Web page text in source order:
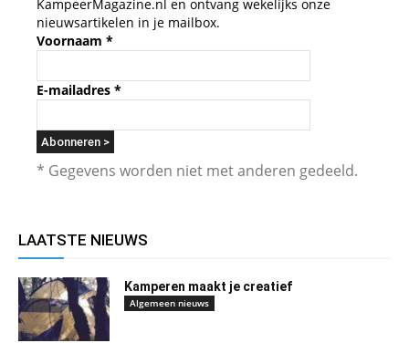
KampeerMagazine.nl en ontvang wekelijks onze
nieuwsartikelen in je mailbox.
Voornaam *
E-mailadres *
* Gegevens worden niet met anderen gedeeld.
LAATSTE NIEUWS
Kamperen maakt je creatief
Algemeen nieuws